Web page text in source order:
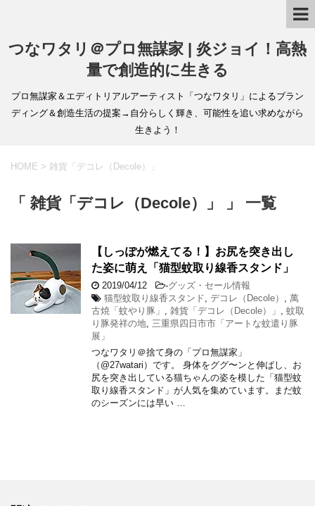
つなワタリ＠プロ無謀家 | 炎ジョイ！高熱
量で創造的に生きる
プロ無謀家＆エディトリアルアーティスト「つなワタリ」によるブラン
ディング＆創造生活の提案→自分らしく輝き、可能性を追い求めながら
生きよう！
HOME > 雑貨「デコレ（Decole）」
「 雑貨「デコレ（Decole）」 」 一覧
【しっぽが燃えてる！】お尻を突き出し
た姿に萌え「猫型蚊取り線香スタンド」
2019/04/12 -グッズ・セール情報
猫型蚊取り線香スタンド デコレ（Decole）
萬
古焼「蚊やり豚」
雑貨「デコレ（Decole）」
蚊取
り豚発祥の地 三重県四日市市「アートな蚊遣り豚
展」
つなワタリ＠捨て身の「プロ無謀家」
（@27watari）です。 身体をググ〜ンと伸ばし、お
尻を突き出している猫ちゃんの姿を模した「猫型蚊
取り線香スタンド」が人気を集めています。まだ蚊
のシーズンには早い …